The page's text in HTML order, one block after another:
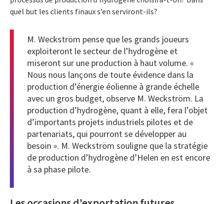
quel but les clients finaux s’en serviront-ils?
M. Weckström pense que les grands joueurs
exploiteront le secteur de l’hydrogène et
miseront sur une production à haut volume. «
Nous nous lançons de toute évidence dans la
production d’énergie éolienne à grande échelle
avec un gros budget, observe M. Weckström. La
production d’hydrogène, quant à elle, fera l’objet
d’importants projets industriels pilotes et de
partenariats, qui pourront se développer au
besoin ». M. Weckström souligne que la stratégie
de production d’hydrogène d’Helen en est encore
à sa phase pilote.